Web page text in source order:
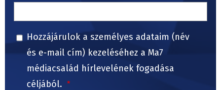
Hozzájárulok a személyes adataim (név
és e-mail cím) kezeléséhez a Ma7
médiacsalád hírlevelének fogadása
céljából.